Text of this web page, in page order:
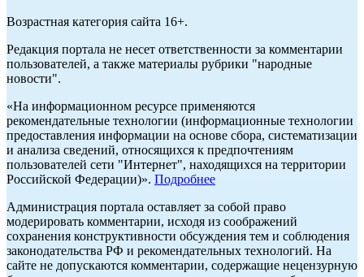
Возрастная категория сайта 16+.
Редакция портала не несет ответственности за комментарии
пользователей, а также материалы рубрики "народные
новости".
«На информационном ресурсе применяются
рекомендательные технологии (информационные технологии
предоставления информации на основе сбора, систематизации
и анализа сведений, относящихся к предпочтениям
пользователей сети "Интернет", находящихся на территории
Российской Федерации)». Подробнее
Администрация портала оставляет за собой право
модерировать комментарии, исходя из соображений
сохранения конструктивности обсуждения тем и соблюдения
законодательства РФ и рекомендательных технологий. На
сайте не допускаются комментарии, содержащие нецензурную